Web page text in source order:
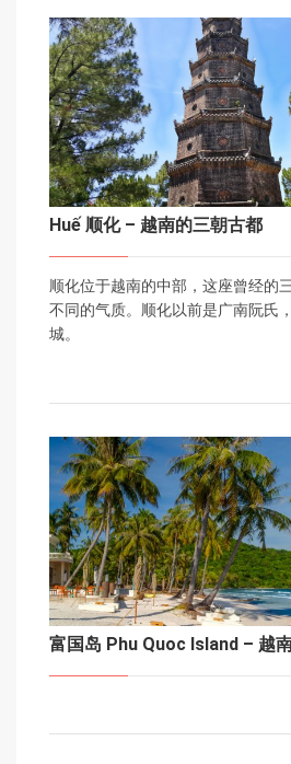
Huế 顺化 – 越南的三朝古都
顺化位于越南的中部，这座曾经的
不同的气质。顺化以前是广南阮氏
城。
富国岛 Phu Quoc Island – 越